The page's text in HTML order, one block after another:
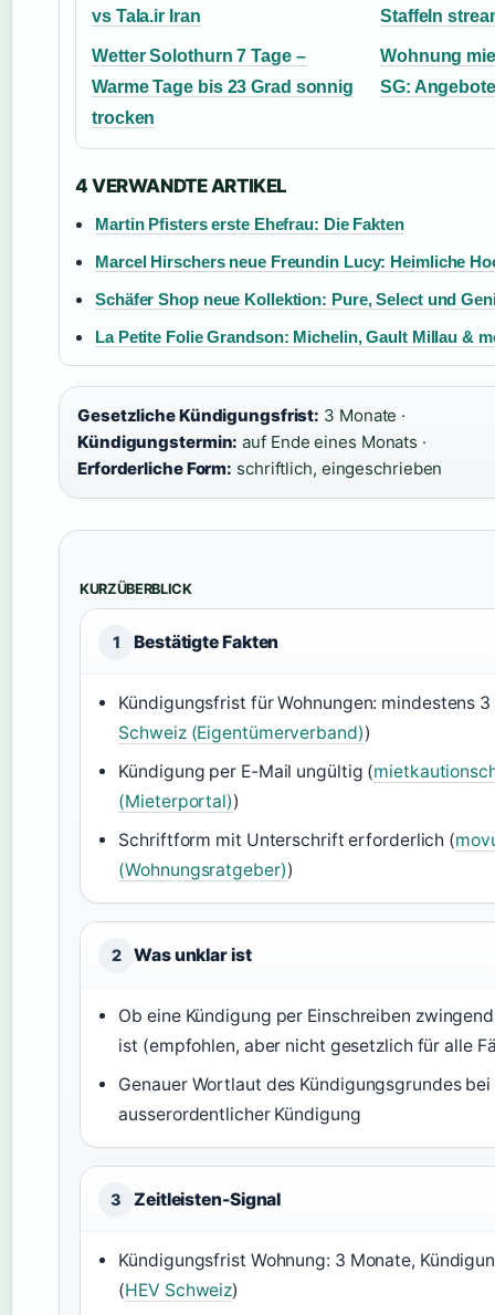
vs Tala.ir Iran
Staffeln
Wetter Solothurn 7 Tage –
Warme Tage bis 23 Grad sonnig
trocken
Wohnung
SG:
4 VERWANDTE ARTIKEL
Martin Pfisters erste Ehefrau: Die Fakten
Marcel Hirschers neue Freundin Lucy: Heimliche
Schäfer Shop neue Kollektion: Pure, Select und
La Petite Folie Grandson: Michelin, Gault Millau &
Gesetzliche Kündigungsfrist: 3 Monate ·
Kündigungstermin: auf Ende eines Monats ·
Erforderliche Form: schriftlich, eingeschrieben
KURZÜBERBLICK
1 Bestätigte Fakten
Kündigungsfrist für Wohnungen: mindestens
Schweiz (Eigentümerverband))
Kündigung per E-Mail ungültig (
(Mieterportal))
Schriftform mit Unterschrift erforderlich (
(Wohnungsratgeber))
2 Was unklar ist
Ob eine Kündigung per Einschreiben
ist (empfohlen, aber nicht gesetzlich für alle
Genauer Wortlaut des Kündigungsgrundes bei
ausserordentlicher Kündigung
3 Zeitleisten-Signal
Kündigungsfrist Wohnung: 3 Monate,
(HEV Schweiz)